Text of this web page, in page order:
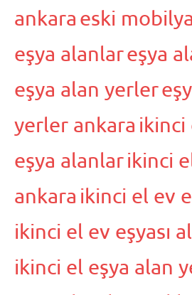
ankara eski
eşya alanlareşya
eşya alan yerler
yerler ankara ikinci
eşya alanlarikinci
ankara ikinci el ev
ikinci el ev eşyası
ikinci el eşya alan